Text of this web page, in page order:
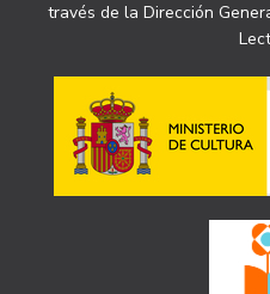
través de la Dirección